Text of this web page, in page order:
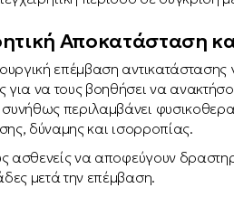
Αποκατάσταση
επέμβαση
να τους βοηθήσει να
περιλαμβάνει
δύναμης και ισορροπίας.
ασθενείς να αποφεύγουν
μετά την επέμβαση.